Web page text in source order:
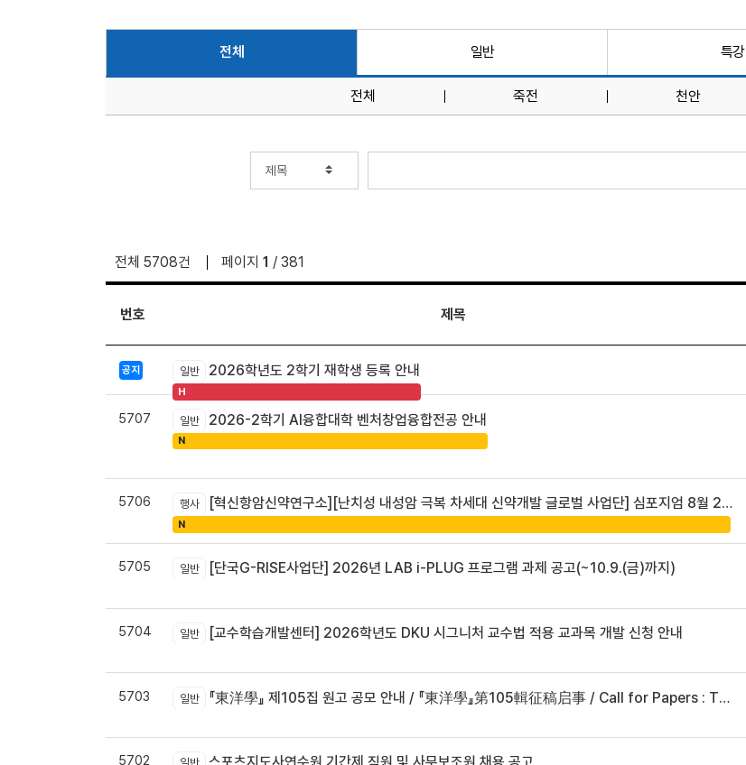
전체 일반 특강
전체 죽전 천안
전체 5708건 페이지 1 / 381
번호 제목
공지 일반 2026학년도 2학기 재학생 등록 안내
H
5707 일반 2026-2학기 AI융합대학 벤처창업융합전공 안내
N
5706 행사 [혁신항암신약연구소][난치성 내성암 극복 차세대 신약개발 글로벌 사업단] 심포지엄 8월 24일 ~ 25일
N
5705 일반 [단국G-RISE사업단] 2026년 LAB i-PLUG 프로그램 과제 공고(~10.9.(금)까지)
5704 일반 [교수학습개발센터] 2026학년도 DKU 시그니처 교수법 적용 교과목 개발 신청 안내
5703 일반 『東洋學』 제105집 원고 공모 안내 / 『東洋學』第105輯征稿启事 / Call for Papers : The Oriental Studies, the 105th Issue
5702